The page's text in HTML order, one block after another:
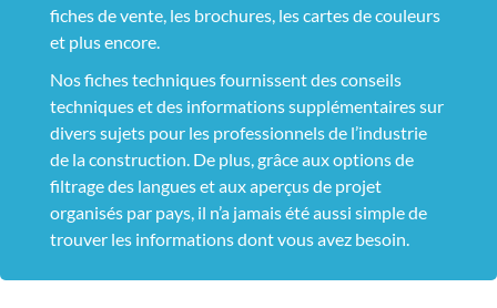
fiches de vente, les brochures, les cartes de couleurs
et plus encore.
Nos fiches techniques fournissent des conseils
techniques et des informations supplémentaires sur
divers sujets pour les professionnels de l’industrie
de la construction. De plus, grâce aux options de
filtrage des langues et aux aperçus de projet
organisés par pays, il n’a jamais été aussi simple de
trouver les informations dont vous avez besoin.